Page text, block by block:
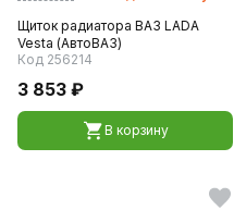
Щиток радиатора ВАЗ LADA
Vesta (АвтоВАЗ)
Код 256214
3 853 ₽
В корзину